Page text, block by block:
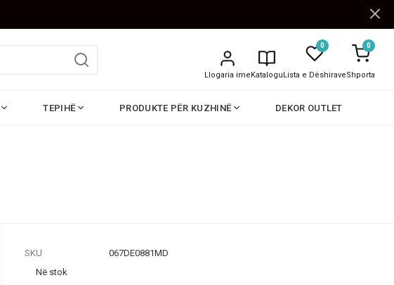
Llogaria imeKatalogu
0
Lista e Dëshirave
0
Shporta
TEPIHË PRODUKTE PËR KUZHINË DEKOR OUTLET
SKU
067DE0881MD
Në stok